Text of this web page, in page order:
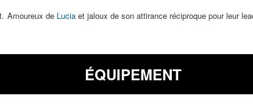
Amoureux de Luciaet jaloux de son attirance réciproque pour leur
ÉQUIPEMENT